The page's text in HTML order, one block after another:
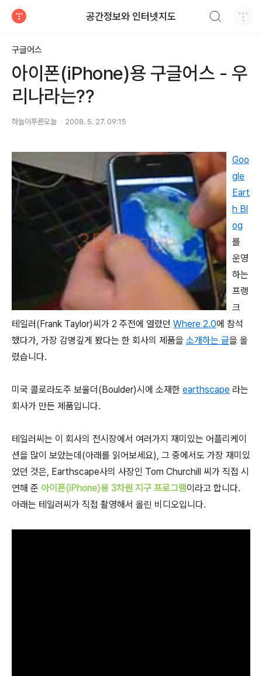
공간정보와 인터넷지도
구글어스
아이폰(iPhone)용 구글어스 - 우
리나라는??
하늘이푸른오늘 2008. 5. 27. 09:15
Goo
gle
Eart
h Bl
og
를
운영
하는
프랭
크
테일러(Frank Taylor)씨가 2 주전에 열렸던 Where 2.0에 참석
했다가, 가장 감명깊게 봤다는 한 회사의 제품을 소개하는 글을 올
렸습니다.
미국 콜로라도주 보울더(Boulder)시에 소재한 earthscape 라는
회사가 만든 제품입니다.
테일러씨는 이 회사의 전시장에서 여러가지 재미있는 어플리케이
션을 많이 보았는데(아래를 읽어보세요), 그 중에서도 가장 재미있
었던 것은, Earthscape사의 사장인 Tom Churchill 씨가 직접 시
연해 준 아이폰(iPhone)용 3차원 지구 프로그램이라고 합니다.
아래는 테일러씨가 직접 촬영해서 올린 비디오입니다.